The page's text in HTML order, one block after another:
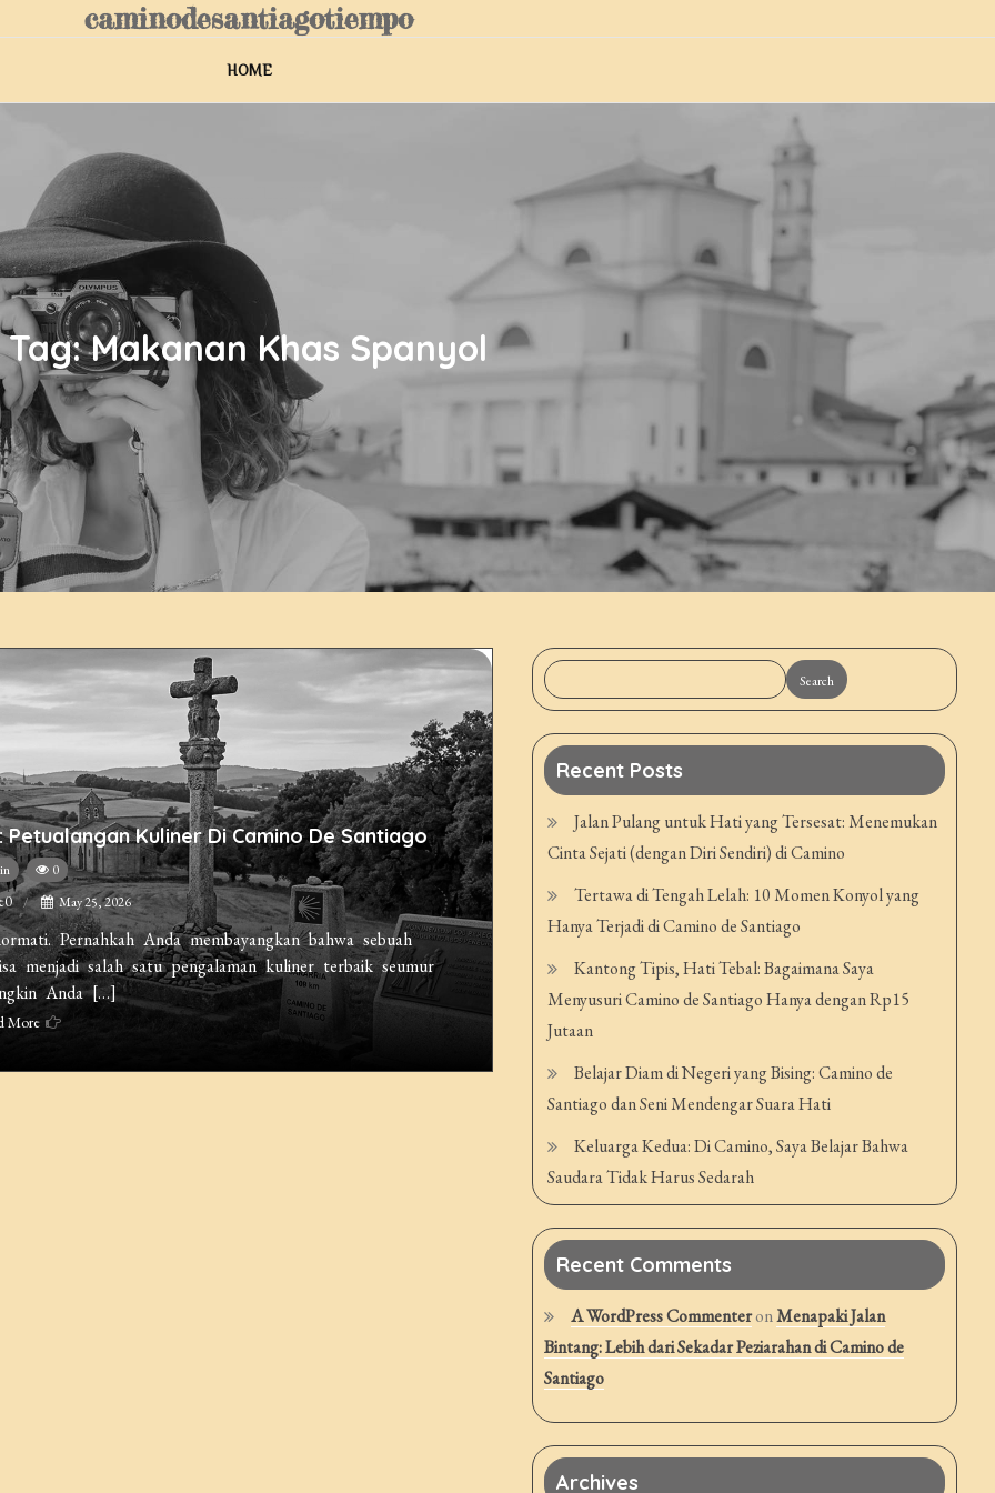
caminodesantiagotiempo
HOME
Tag:Makanan Khas Spanyol
Kuliner Di Camino De Santiago
0
May 25, 2026
Pernahkah Anda membayangkan bahwa sebuah
menjadi salah satu pengalaman kuliner terbaik seumur
Anda […]
More
Search
Recent Posts
Jalan Pulang untuk Hati yang Tersesat: Menemukan
Cinta Sejati (dengan Diri Sendiri) di Camino
Tertawa di Tengah Lelah: 10 Momen Konyol yang
Hanya Terjadi di Camino de Santiago
Kantong Tipis, Hati Tebal: Bagaimana Saya
Menyusuri Camino de Santiago Hanya dengan Rp15
Jutaan
Belajar Diam di Negeri yang Bising: Camino de
Santiago dan Seni Mendengar Suara Hati
Keluarga Kedua: Di Camino, Saya Belajar Bahwa
Saudara Tidak Harus Sedarah
Recent Comments
A WordPress CommenteronMenapaki Jalan
Bintang: Lebih dari Sekadar Peziarahan di Camino de
Santiago
Archives